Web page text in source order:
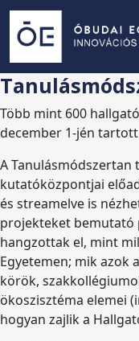
Több mint 600
december 1-jén tartott
A
kutatóközpontjai
és streamelve is
projekteket bemutató
hangzottak el, mint
Egyetemen; mik azok
körök,
ökoszisztéma elemei
hogyan zajlik a